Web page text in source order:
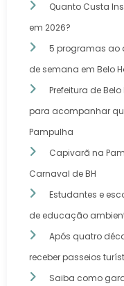
Quanto Custa
em 2026?
5 programas ao
de semana em Belo
Prefeitura de
para acompanhar
Pampulha
Capivarã na
Carnaval de BH
Estudantes e
de educação
Após quatro
receber passeios
Saiba como